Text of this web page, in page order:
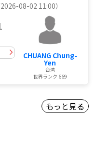
2026-08-02 11:00）
CHUANG Chung-
Yen
台湾
世界ランク 669
もっと見る